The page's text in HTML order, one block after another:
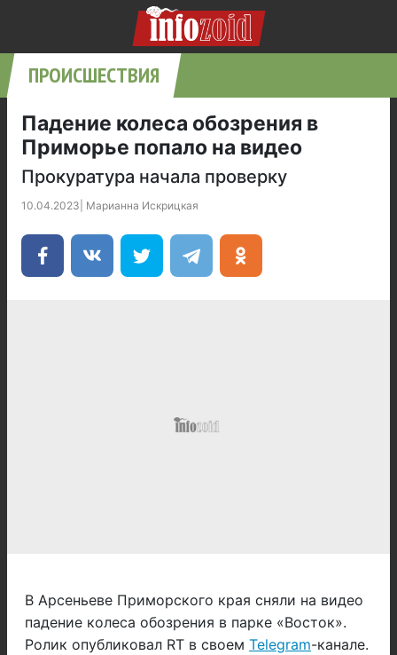
ПРОИСШЕСТВИЯ
Падение колеса обозрения в
Приморье попало на видео
Прокуратура начала проверку
10.04.2023 Марианна Искрицкая
В Арсеньеве Приморского края сняли на видео
падение колеса обозрения в парке «Восток».
Ролик опубликовал RT в своем Telegram-канале.